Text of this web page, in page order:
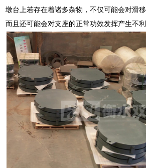
墩台上若存在着诸多杂物，不仅可能会对滑
而且还可能会对支座的正常功效发挥产生不利